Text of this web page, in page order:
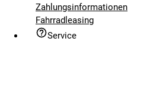
Zahlungsinformationen
Fahrradleasing
Service